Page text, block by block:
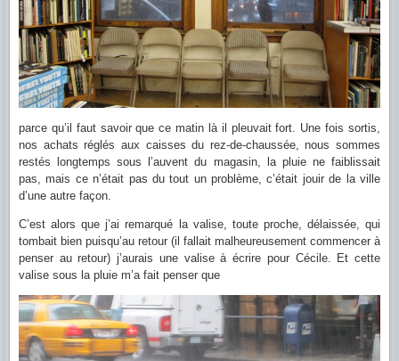
parce qu’il faut savoir que ce matin là il pleuvait fort. Une fois sortis,
nos achats réglés aux caisses du rez-de-chaussée, nous sommes
restés longtemps sous l’auvent du magasin, la pluie ne faiblissait
pas, mais ce n’était pas du tout un problème, c’était jouir de la ville
d’une autre façon.
C’est alors que j’ai remarqué la valise, toute proche, délaissée, qui
tombait bien puisqu’au retour (il fallait malheureusement commencer à
penser au retour) j’aurais une valise à écrire pour Cécile. Et cette
valise sous la pluie m’a fait penser que